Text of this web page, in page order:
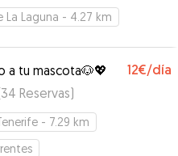
La Laguna - 4.27 km
a tu mascota🐶💖 12€/día
34 Reservas)
- 7.29 km